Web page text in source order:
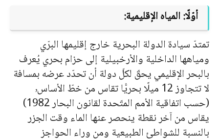
أوّلًا: المياه الإقليمية:
تمتدّ سيادة الدولة البحرية خارج إقليمها البرّي
ومياهها الداخلية والأرخبيلية إلى حزام بحري يُعرف
بالبحر الإقليمي يحقّ لكلّ دولة أن تحدّد عرضه بمسافة
لا تتجاوز 12 ميلًا بحريًّا تقاس من خطّ الأساس٬
(حسب اتفاقية الأمم المتّحدة لقانون البحار 1982)
يقاس من آخر نقطة ينحصر عنها الماء وقت الجزر
بالنسبة للشواطئ الطبيعية ومن وراء الحواجز